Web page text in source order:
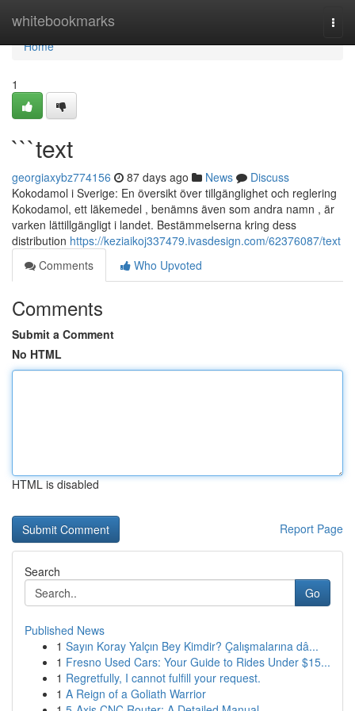
whitebookmarks
Home
Home
1
```text
georgiaxybz774156 87 days ago News
Discuss
Kokodamol i Sverige: En översikt över tillgänglighet och reglering
Kokodamol, ett läkemedel , benämns även som andra namn , är
varken lättillgängligt i landet. Bestämmelserna kring dess
distribution https://keziaikoj337479.ivasdesign.com/62376087/text
Comments
Who Upvoted
Comments
Submit a Comment
No HTML
HTML is disabled
Report Page
Search
Go
Published News
1 Sayın Koray Yalçın Bey Kimdir? Çalışmalarına dâ...
1 Fresno Used Cars: Your Guide to Rides Under $15...
1 Regretfully, I cannot fulfill your request.
1 A Reign of a Goliath Warrior